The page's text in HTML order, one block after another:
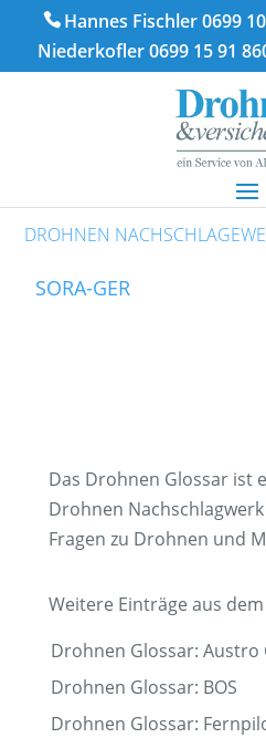
Hannes Fischler 0699
Niederkofler 0699 15 91
DROHNEN
SORA-GER
Das Drohnen Glossar ist
Drohnen
Fragen zu Drohnen und
Weitere Einträge aus
Drohnen Glossar: Austro
Drohnen Glossar: BOS
Drohnen Glossar: